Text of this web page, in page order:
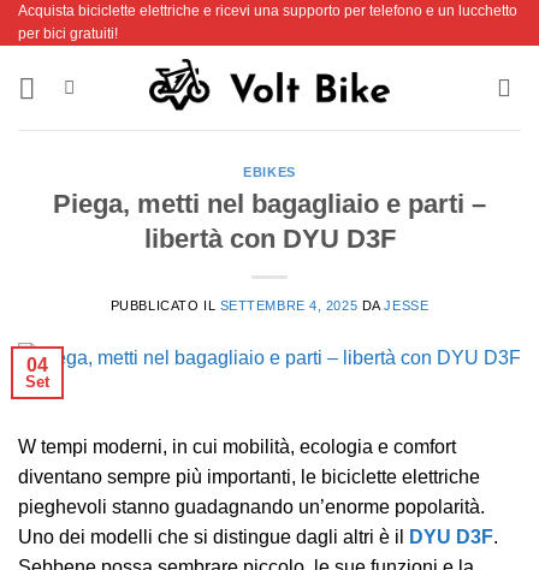
Salta
ai
contenuti
Acquista biciclette elettriche e ricevi una supporto per telefono e un lucchetto
per bici gratuiti!
EBIKES
Piega, metti nel bagagliaio e parti –
libertà con DYU D3F
PUBBLICATO IL SETTEMBRE 4, 2025 DAJESSE
04
Set
W tempi moderni, in cui mobilità, ecologia e comfort
diventano sempre più importanti, le biciclette elettriche
pieghevoli stanno guadagnando un’enorme popolarità.
Uno dei modelli che si distingue dagli altri è il
DYU D3F.